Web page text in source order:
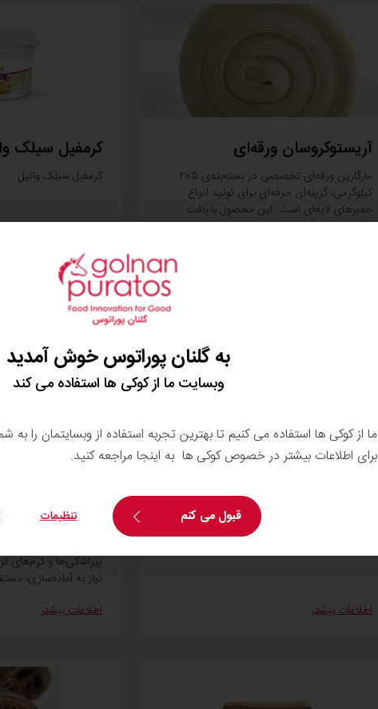
آریستوکروسان ورقه‌ای
مارگارین ورقه‌ای تخصصی در بسته‌بندی ۵×۲
کیلوگرمی، گزینه‌ای حرفه‌ای برای تولید انواع
خمیرهای لایه‌ای است. این محصول با بافت
یکنواخت، عملکرد پایدار و مقاومت حرارتی
کرمفیل سیلک
کرمفیل سیلک وانیل
اطلاعات بیشتر
اطلاعات بیشتر
یک فیلینگ میوه‌ای
طبیعی از موز رسیده
پیراشکی‌ها و کرم‌های
نیاز به آماده‌سازی،
اطلاعات بیشتر
به گلنان پوراتوس خوش آمدید
وبسایت ما از کوکی ها استفاده می کند
ما از کوکی ها استفاده می کنیم تا بهترین تجربه استفاده از وبسایتمان را به
برای اطلاعات بیشتر در خصوص کوکی ها به اینجا مراجعه کنید.
قبول می کنم تنظیمات